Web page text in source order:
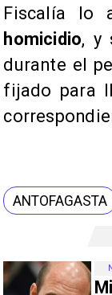
Fiscalía lo
homicidio, y
durante el
fijado para
ANTOFAGASTA